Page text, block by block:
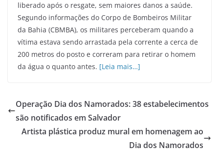
liberado após o resgate, sem maiores danos a saúde.
Segundo informações do Corpo de Bombeiros Militar
da Bahia (CBMBA), os militares perceberam quando a
vítima estava sendo arrastada pela corrente a cerca de
200 metros do posto e correram para retirar o homem
da água o quanto antes. [Leia mais…]
Operação Dia dos Namorados: 38 estabelecimentos
são notificados em Salvador
Artista plástica produz mural em homenagem ao
Dia dos Namorados